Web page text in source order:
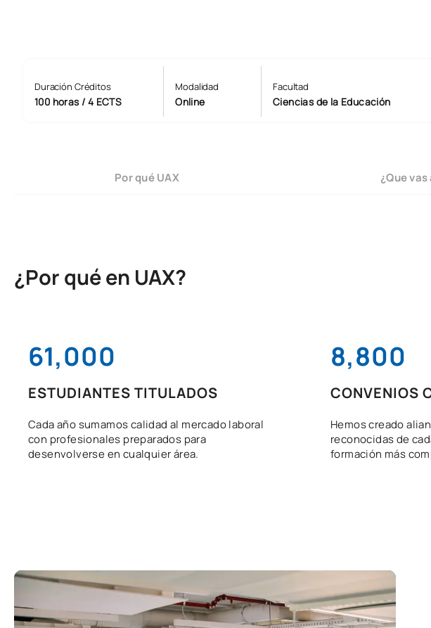
Duración Créditos
100 horas / 4 ECTS
Modalidad
Online
Facultad
Ciencias de la Educación
Por qué UAX ¿Que
¿Por qué en UAX?
61,000
ESTUDIANTES TITULADOS
Cada año sumamos calidad al mercado laboral
con profesionales preparados para
desenvolverse en cualquier área.
8,800
CONVENIOS
Hemos creado
reconocidas de
formación más